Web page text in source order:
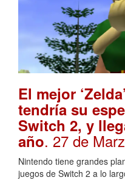
El mejor
tendría su
Switch 2, y
año. 27 de
Nintendo tiene grandes
juegos de Switch 2 a lo